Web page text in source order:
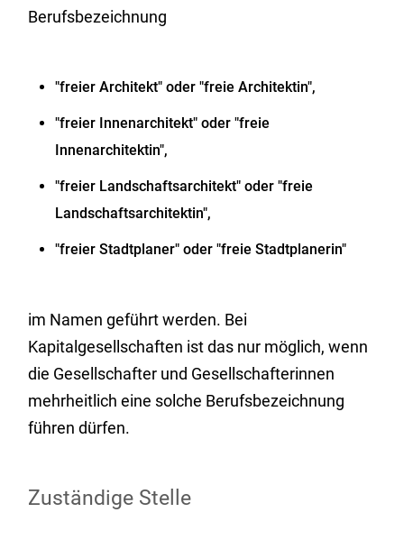
Berufsbezeichnung
"freier Architekt" oder "freie Architektin",
"freier Innenarchitekt" oder "freie
Innenarchitektin",
"freier Landschaftsarchitekt" oder "freie
Landschaftsarchitektin",
"freier Stadtplaner" oder "freie Stadtplanerin"
im Namen geführt werden. Bei
Kapitalgesellschaften ist das nur möglich, wenn
die Gesellschafter und Gesellschafterinnen
mehrheitlich eine solche Berufsbezeichnung
führen dürfen.
Zuständige Stelle